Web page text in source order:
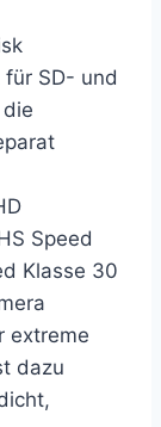
für SD- und
Speed
Klasse 30
extreme
dazu